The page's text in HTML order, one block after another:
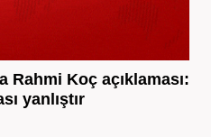
Koç açıklaması:
yanlıştır